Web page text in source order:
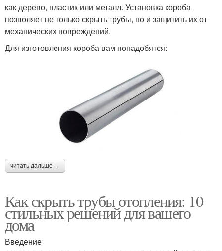
как дерево, пластик или металл. Установка короба
позволяет не только скрыть трубы, но и защитить их от
механических повреждений.
Для изготовления короба вам понадобятся:
читать дальше →
Как скрыть трубы отопления: 10
стильных решений для вашего
дома
Введение